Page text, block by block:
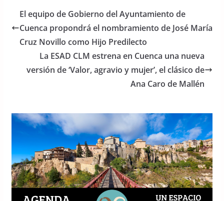
e
b
o
o
k
er s
A
p
p
El equipo de Gobierno del Ayuntamiento de
Cuenca propondrá el nombramiento de José María
Cruz Novillo como Hijo Predilecto
La ESAD CLM estrena en Cuenca una nueva
versión de ‘Valor, agravio y mujer’, el clásico de
Ana Caro de Mallén